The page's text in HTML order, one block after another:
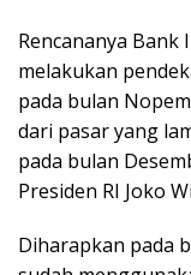
Rencananya Bank
melakukan
pada bulan
dari pasar yang
pada bulan
Presiden RI Joko
Diharapkan pada